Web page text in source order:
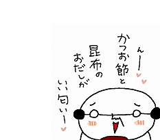
大学・短大以外の資料から請求
専門学校の資料請求